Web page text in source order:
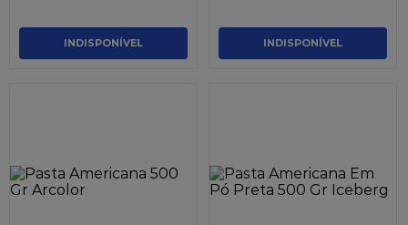
INDISPONÍVEL INDISPONÍVEL